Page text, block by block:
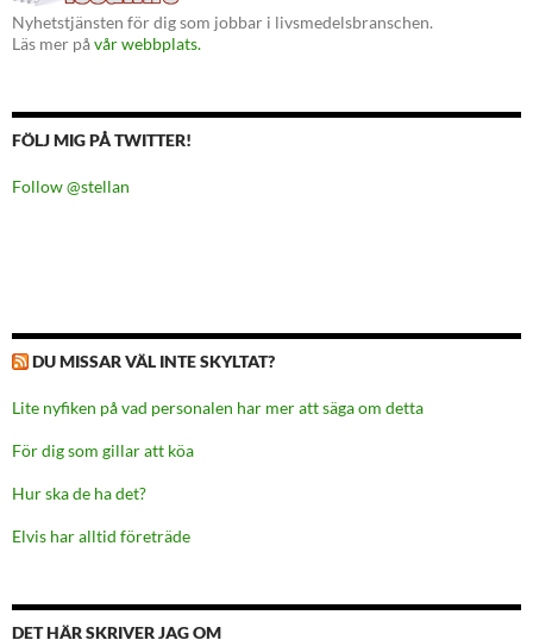
Nyhetstjänsten för dig som jobbar i livsmedelsbranschen.
Läs mer påvår webbplats.
FÖLJ MIG PÅ TWITTER!
Follow @stellan
DU MISSAR VÄL INTE SKYLTAT?
Lite nyfiken på vad personalen har mer att säga om detta
För dig som gillar att köa
Hur ska de ha det?
Elvis har alltid företräde
DET HÄR SKRIVER JAG OM